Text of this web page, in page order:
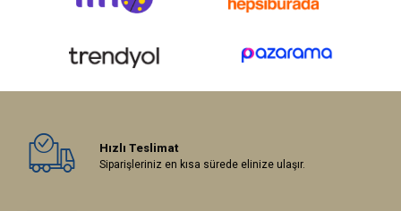
Hızlı Teslimat
Siparişleriniz en kısa sürede elinize ulaşır.